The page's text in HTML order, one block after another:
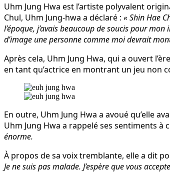
Uhm Jung Hwa est l’artiste polyvalent
Chul, Uhm Jung-hwa a déclaré : « Shin Hae
l’époque, j’avais beaucoup de soucis pour
d’image une personne comme moi devrait
Après cela, Uhm Jung Hwa, qui a ouvert
en tant qu’actrice en montrant un jeu non
En outre, Uhm Jung Hwa a avoué qu’elle
Uhm Jung Hwa a rappelé ses sentiments à
énorme.
À propos de sa voix tremblante, elle a dit
Je ne suis pas malade. J’espère que vous